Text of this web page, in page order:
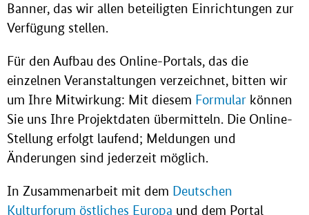
Banner, das wir allen beteiligten Einrichtungen zur
Verfügung stellen.
Für den Aufbau des Online-Portals, das die
einzelnen Veranstaltungen verzeichnet, bitten wir
um Ihre Mitwirkung: Mit diesem Formular können
Sie uns Ihre Projektdaten übermitteln. Die Online-
Stellung erfolgt laufend; Meldungen und
Änderungen sind jederzeit möglich.
In Zusammenarbeit mit dem Deutschen
Kulturforum östliches Europa und dem Portal